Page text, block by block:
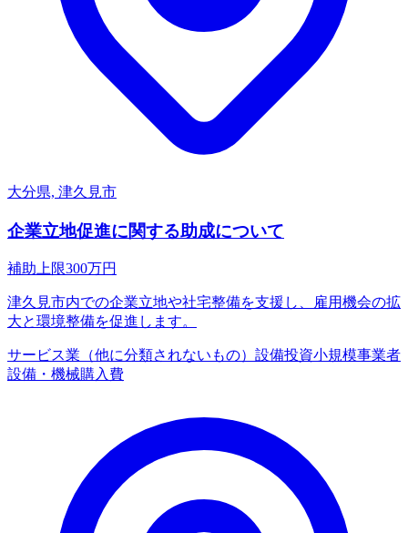
大分県, 津久見市
企業立地促進に関する助成について
補助上限300万円
津久見市内での企業立地や社宅整備を支援し、雇用機会の拡
大と環境整備を促進します。
サービス業（他に分類されないもの） 設備投資小規模事業者
設備・機械購入費